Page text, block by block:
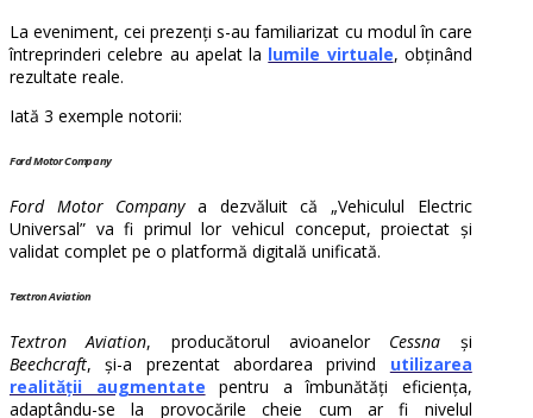
La eveniment, cei prezenți s-au familiarizat cu modul în care
întreprinderi celebre au apelat la lumile virtuale, obținând
rezultate reale.
Iată 3 exemple notorii:
Ford Motor Company
Ford Motor Companya dezvăluit că „Vehiculul Electric
Universal” va fi primul lor vehicul conceput, proiectat și
validat complet pe o platformă digitală unificată.
Textron Aviation
Textron Aviation, producătorul avioanelor Cessna și
Beechcraft, și-a prezentat abordarea privind utilizarea
realității augmentate pentru a îmbunătăți eficiența,
adaptându-se la provocările cheie cum ar fi nivelul